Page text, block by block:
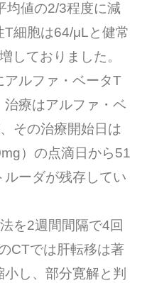
均値の2/3程度に減
細胞は64/μLと健常
しておりました。
アルファ・ベータT
療はアルファ・ベ
その治療開始日は
）の点滴日から51
ルーダが残存してい
を2週間間隔で4回
CTでは肝転移は著
し、部分寛解と判